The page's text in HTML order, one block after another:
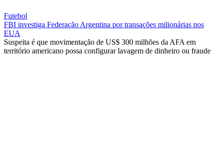
Futebol
FBI investiga Federação Argentina por transações milionárias nos
EUA
Suspeita é que movimentação de US$ 300 milhões da AFA em
território americano possa configurar lavagem de dinheiro ou fraude